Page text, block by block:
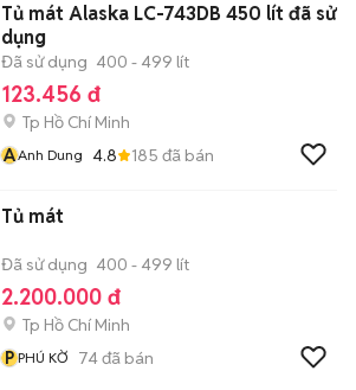
Tủ mát Alaska LC-743DB 450 lít đã sử
dụng
Đã sử dụng 400 - 499 lít
123.456 đ
Tp Hồ Chí Minh
AAnh Dung 4.8 185 đã bán
Tủ mát
Đã sử dụng 400 - 499 lít
2.200.000 đ
Tp Hồ Chí Minh
P PHÚ KỜ 74đã bán